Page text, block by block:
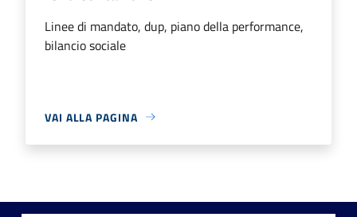
Linee di mandato, dup, piano della performance,
bilancio sociale
VAI ALLA PAGINA